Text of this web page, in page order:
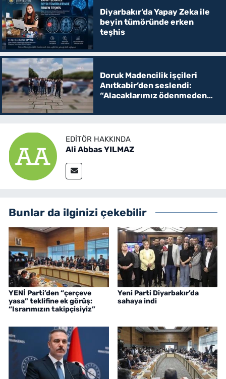
Diyarbakır’da Yapay Zeka ile
beyin tümöründe erken
teşhis
Doruk Madencilik işçileri
Anıtkabir’den seslendi:
“Alacaklarımız ödenmeden
EDITÖR HAKKINDA
Ali Abbas YILMAZ
Bunlar da ilginizi çekebilir
YENİ Parti’den “çerçeve
yasa” teklifine ek görüş:
“Israrımızın takipçisiyiz”
Yeni Parti Diyarbakır’da
sahaya indi